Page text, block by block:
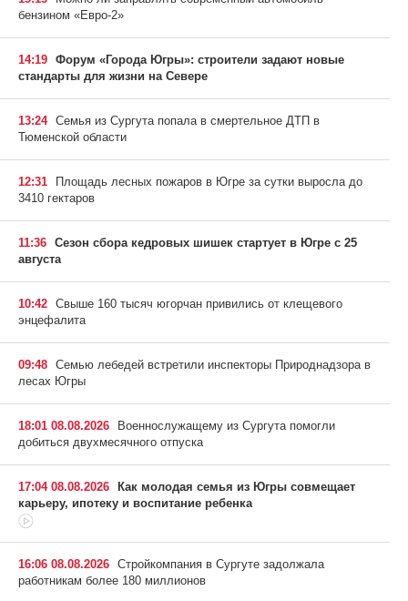
бензином «Евро-2»
14:19 Форум «Города Югры»: строители задают новые
стандарты для жизни на Севере
13:24 Семья из Сургута попала в смертельное ДТП в
Тюменской области
12:31
Площадь лесных пожаров в Югре за сутки выросла до
3410 гектаров
11:36 Сезон сбора кедровых шишек стартует в Югре с 25
августа
10:42 Свыше 160 тысяч югорчан привились от клещевого
энцефалита
09:48 Семью лебедей встретили инспекторы Природнадзора в
лесах Югры
18:01 08.08.2026
Военнослужащему из Сургута помогли
добиться двухмесячного отпуска
17:04 08.08.2026 Как молодая семья из Югры совмещает
карьеру, ипотеку и воспитание ребенка
16:06 08.08.2026 Стройкомпания в Сургуте задолжала
работникам более 180 миллионов